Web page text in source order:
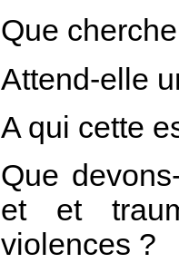
Que
Attend-elle
A qui cette
Que
et et
violences ?